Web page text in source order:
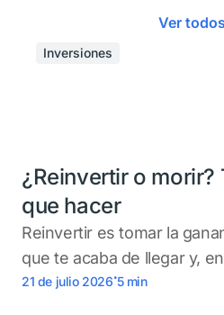
Ver todos
Inversiones
¿Reinvertir o morir?
que hacer
Reinvertir es tomar la
que te acaba de llegar y,
21 de julio 2026.5 min